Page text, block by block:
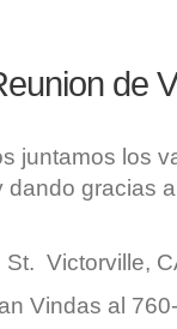
de
juntamos los
dando gracias
Victorville,
Vindas al